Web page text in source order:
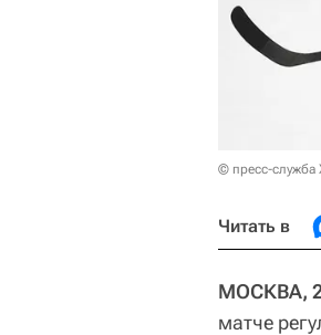
© пресс-служба
Читать в
МОСКВА,
матче